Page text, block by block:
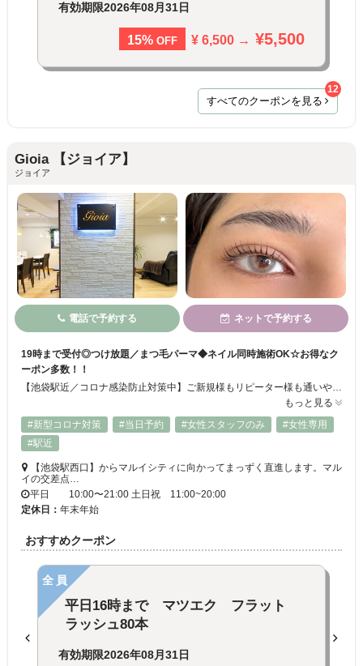
有効期限2026年08月31日
15% OFF ¥ 6,500 → ¥5,500
すべてのクーポンを見る
12
Gioia 【ジョイア】
ジョイア
電話で予約する ネットで予約する
19時まで受付◎つけ放題／まつ毛パーマ◆ネイル同時施術OK☆お得なク
ーポン多数！！
もっと見る
#新型コロナ対策
#当日予約 #女性スタッフのみ
#女性専用
#駅近
【池袋駅西口】からマルイシティに向かってまっずく直進します。マル
イの交差点…
平日 10:00〜21:00 土日祝 11:00~20:00
定休日： 年末年始
おすすめクーポン
全員
平日16時まで マツエク フラット
ラッシュ80本
有効期限2026年08月31日